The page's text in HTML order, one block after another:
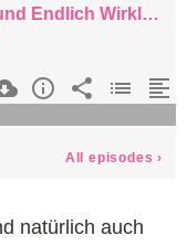
natürlich auch